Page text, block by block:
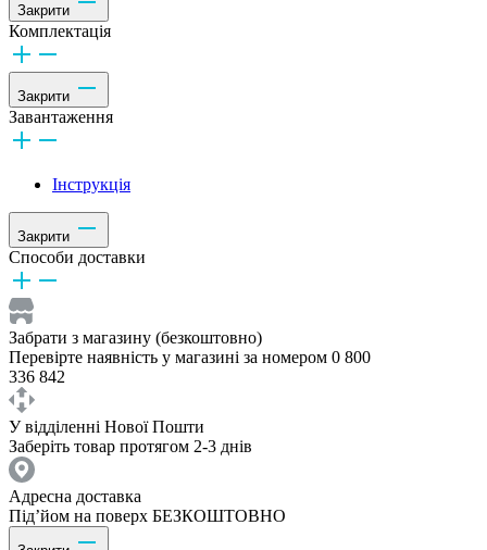
Закрити
Комплектація
Закрити
Завантаження
Інструкція
Закрити
Способи доставки
Забрати з магазину (безкоштовно)
Перевірте наявність у магазині за номером 0 800
336 842
У відділенні Нової Пошти
Заберіть товар протягом 2-3 днів
Адресна доставка
Під’йом на поверх БЕЗКОШТОВНО